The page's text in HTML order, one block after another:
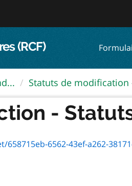
(RCF)
Statuts de modification
-
6562-43ef-a262-38171c6d65de/